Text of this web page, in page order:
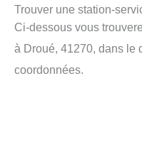
Trouver une station-
Ci-dessous vous
à Droué, 41270, dans le
coordonnées.